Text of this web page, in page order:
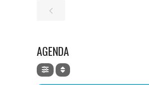
AGENDA